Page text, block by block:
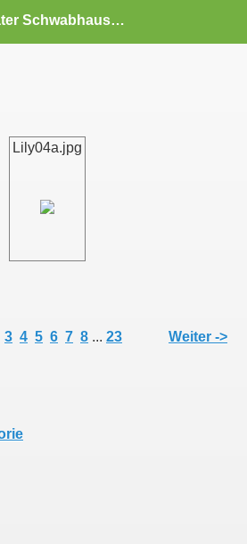
Theater Schwabhausen
Lily04a.jpg
3 4 5 6 7 8 ... 23 Weiter ->